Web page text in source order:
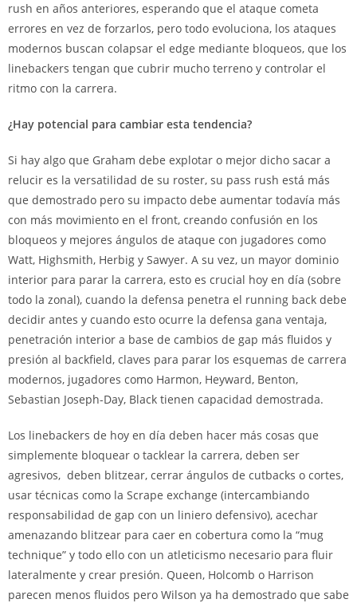
rush en años anteriores, esperando que el ataque cometa
errores en vez de forzarlos, pero todo evoluciona, los ataques
modernos buscan colapsar el edge mediante bloqueos, que los
linebackers tengan que cubrir mucho terreno y controlar el
ritmo con la carrera.
¿Hay potencial para cambiar esta tendencia?
Si hay algo que Graham debe explotar o mejor dicho sacar a
relucir es la versatilidad de su roster, su pass rush está más
que demostrado pero su impacto debe aumentar todavía más
con más movimiento en el front, creando confusión en los
bloqueos y mejores ángulos de ataque con jugadores como
Watt, Highsmith, Herbig y Sawyer. A su vez, un mayor dominio
interior para parar la carrera, esto es crucial hoy en día (sobre
todo la zonal), cuando la defensa penetra el running back debe
decidir antes y cuando esto ocurre la defensa gana ventaja,
penetración interior a base de cambios de gap más fluidos y
presión al backfield, claves para parar los esquemas de carrera
modernos, jugadores como Harmon, Heyward, Benton,
Sebastian Joseph-Day, Black tienen capacidad demostrada.
Los linebackers de hoy en día deben hacer más cosas que
simplemente bloquear o tacklear la carrera, deben ser
agresivos, deben blitzear, cerrar ángulos de cutbacks o cortes,
usar técnicas como la Scrape exchange (intercambiando
responsabilidad de gap con un liniero defensivo), acechar
amenazando blitzear para caer en cobertura como la “mug
technique” y todo ello con un atleticismo necesario para fluir
lateralmente y crear presión. Queen, Holcomb o Harrison
parecen menos fluidos pero Wilson ya ha demostrado que sabe